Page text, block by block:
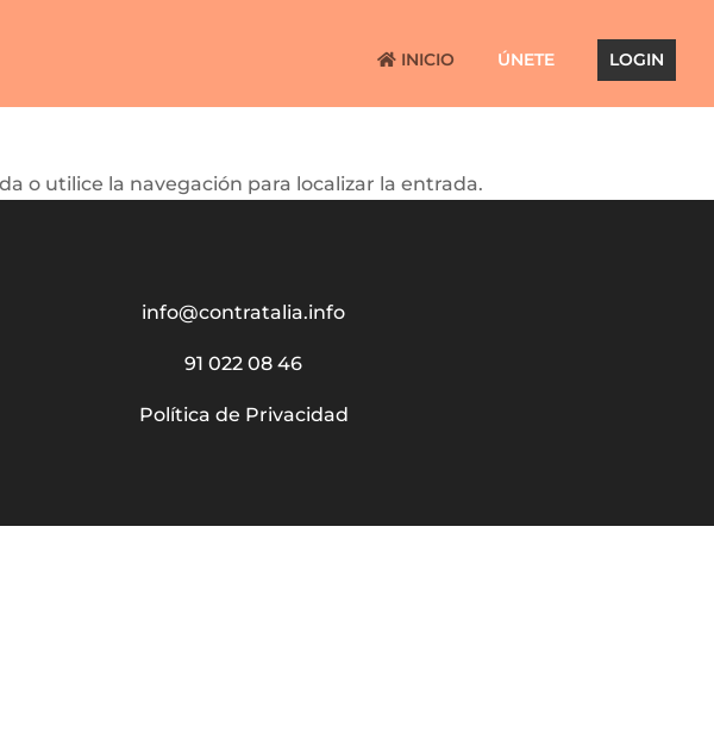
INICIO ÚNETE LOGIN
o utilice la navegación para localizar la entrada.
info@contratalia.info
91 022 08 46
Política de Privacidad